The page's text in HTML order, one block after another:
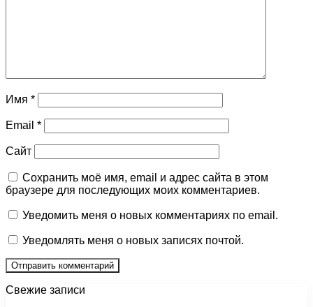
Имя *
Email *
Сайт
Сохранить моё имя, email и адрес сайта в этом
браузере для последующих моих комментариев.
Уведомить меня о новых комментариях по email.
Уведомлять меня о новых записях почтой.
Свежие записи